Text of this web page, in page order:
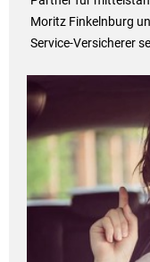
Moritz Finkelnburg
Service-Versicherer